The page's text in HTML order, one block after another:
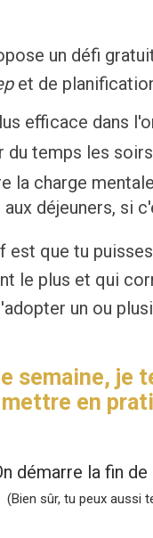
un défi
et de
efficace dans
du temps les
la charge
aux déjeuners, si
est que tu
le plus et qui
un ou
semaine, je
en
démarre la fin
(Bien sûr, tu peux aussi